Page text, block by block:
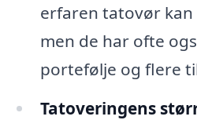
erfaren tatovør kan
men de har ofte
portefølje og flere
Tatoveringens